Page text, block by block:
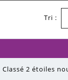
Tri :
Classé 2 étoiles